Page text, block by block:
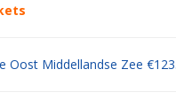
Oost Middellandse Zee